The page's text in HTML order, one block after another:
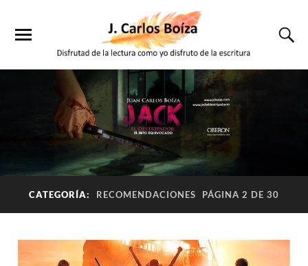
CATEGORÍA: RECOMENDACIONES PÁGINA 2 DE 30